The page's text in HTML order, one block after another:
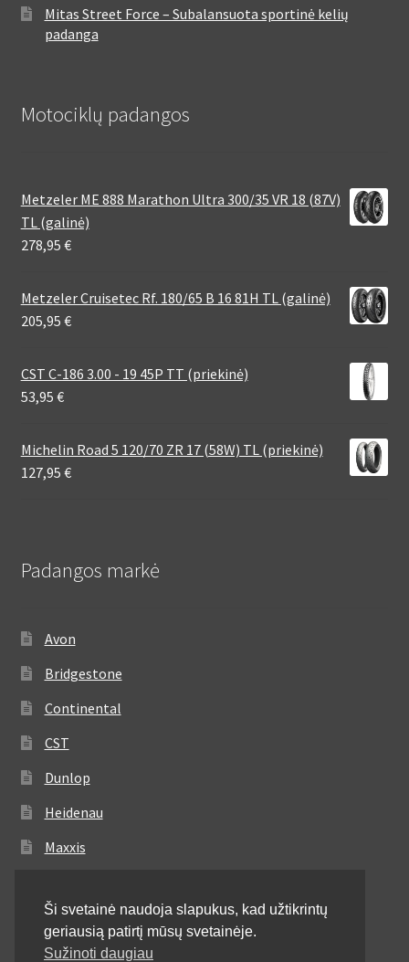
Mitas Street Force – Subalansuota sportinė kelių
padanga
Motociklų padangos
Metzeler ME 888 Marathon Ultra 300/35 VR 18 (87V)
TL (galinė)
278,95 €
Metzeler Cruisetec Rf. 180/65 B 16 81H TL (galinė)
205,95 €
CST C-186 3.00 - 19 45P TT (priekinė)
53,95 €
Michelin Road 5 120/70 ZR 17 (58W) TL (priekinė)
127,95 €
Padangos markė
Avon
Bridgestone
Continental
CST
Dunlop
Heidenau
Maxxis
Michelin
Mitas
Ši svetainė naudoja slapukus, kad užtikrintų
geriausią patirtį mūsų svetainėje.
Sužinoti daugiau